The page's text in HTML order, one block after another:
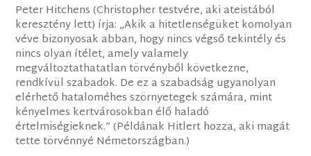
Peter Hitchens (Christopher testvére, aki ateistából
keresztény lett) írja: „Akik a hitetlenségüket komolyan
véve bizonyosak abban, hogy nincs végső tekintély és
nincs olyan ítélet, amely valamely
megváltoztathatatlan törvényből következne,
rendkívül szabadok. De ez a szabadság ugyanolyan
elérhető hataloméhes szörnyetegek számára, mint
kényelmes kertvárosokban élő haladó
értelmiségieknek.” (Példának Hitlert hozza, aki magát
tette törvénnyé Németországban.)